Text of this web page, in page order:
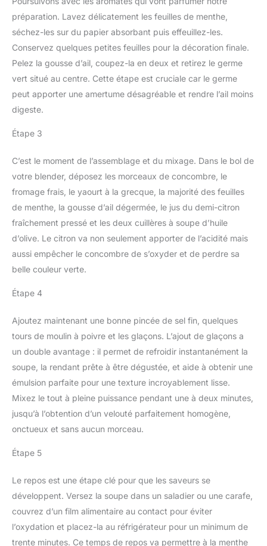
préparation. Lavez délicatement les feuilles de menthe,
séchez-les sur du papier absorbant puis effeuillez-les.
Conservez quelques petites feuilles pour la décoration finale.
Pelez la gousse d’ail, coupez-la en deux et retirez le germe
vert situé au centre. Cette étape est cruciale car le germe
peut apporter une amertume désagréable et rendre l’ail moins
digeste.
Étape 3
C’est le moment de l’assemblage et du mixage. Dans le bol de
votre blender, déposez les morceaux de concombre, le
fromage frais, le yaourt à la grecque, la majorité des feuilles
de menthe, la gousse d’ail dégermée, le jus du demi-citron
fraîchement pressé et les deux cuillères à soupe d’huile
d’olive. Le citron va non seulement apporter de l’acidité mais
aussi empêcher le concombre de s’oxyder et de perdre sa
belle couleur verte.
Étape 4
Ajoutez maintenant une bonne pincée de sel fin, quelques
tours de moulin à poivre et les glaçons. L’ajout de glaçons a
un double avantage : il permet de refroidir instantanément la
soupe, la rendant prête à être dégustée, et aide à obtenir une
émulsion parfaite pour une texture incroyablement lisse.
Mixez le tout à pleine puissance pendant une à deux minutes,
jusqu’à l’obtention d’un velouté parfaitement homogène,
onctueux et sans aucun morceau.
Étape 5
Le repos est une étape clé pour que les saveurs se
développent. Versez la soupe dans un saladier ou une carafe,
couvrez d’un film alimentaire au contact pour éviter
l’oxydation et placez-la au réfrigérateur pour un minimum de
trente minutes. Ce temps de repos va permettre à la menthe